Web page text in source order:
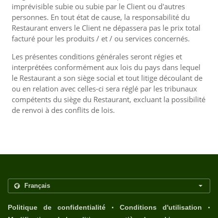
imprévisible subie ou subie par le Client ou d'autres
personnes. En tout état de cause, la responsabilité du
Restaurant envers le Client ne dépassera pas le prix total
facturé pour les produits / et / ou services concernés.
Les présentes conditions générales seront régies et
interprétées conformément aux lois du pays dans lequel
le Restaurant a son siège social et tout litige découlant de
ou en relation avec celles-ci sera réglé par les tribunaux
compétents du siège du Restaurant, excluant la possibilité
de renvoi à des conflits de lois.
Politique de confidentialité . Conditions d'utilisation .